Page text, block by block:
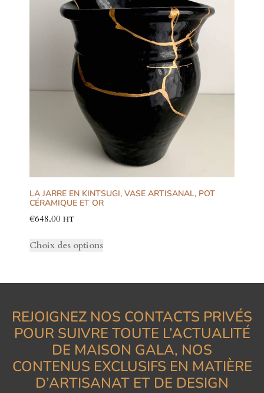
LA JARRE EN KINTSUGI, VASE ARTISANAL, POT
CÉRAMIQUE ET OR
€648.00 HT
Choix des options
REJOIGNEZ NOS CONTACTS PRIVÉS
POUR SUIVRE TOUTE L’ACTUALITÉ
DE MAISON GALA, NOS
CONTENUS EXCLUSIFS EN MATIÈRE
D’ARTISANAT ET DE DESIGN